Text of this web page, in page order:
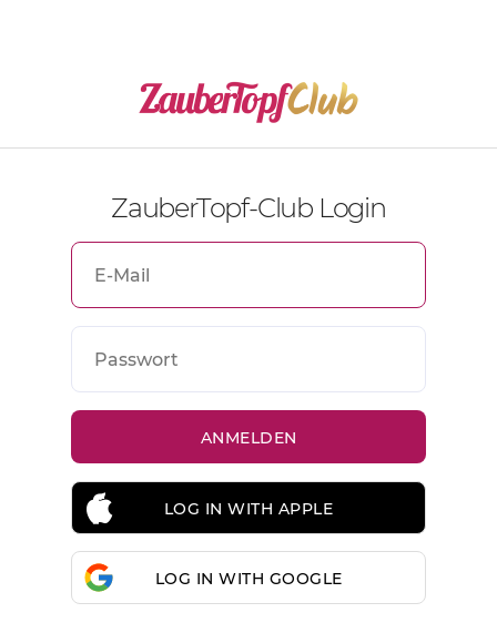
ZauberTopf-Club Login
LOG IN WITH APPLE
LOG IN WITH GOOGLE